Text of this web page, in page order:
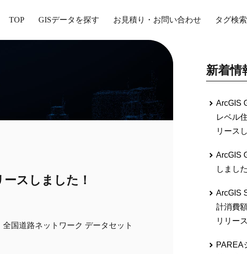
TOP GISデータを探す お見積り・お問い合わせ タグ検索
スしました！
国道路ネットワーク データセット
新着情
ArcGIS
レベル
リース
ArcGIS
しました
ArcGIS
計消費
リリー
PAREA